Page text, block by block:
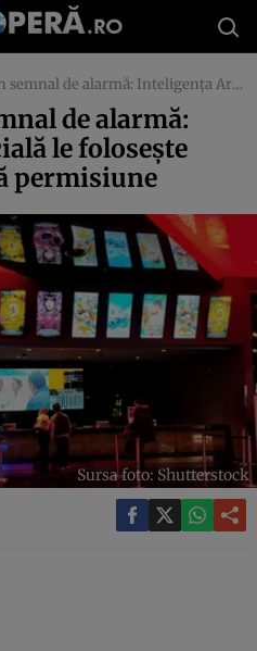
Inteligența Artificială le folosește fețele și vocile fără permisiune
de alarmă:
le folosește
permisiune
Sursa foto: Shutterstock